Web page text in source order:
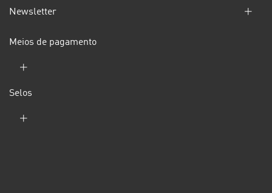
Newsletter
Meios de pagamento
Selos